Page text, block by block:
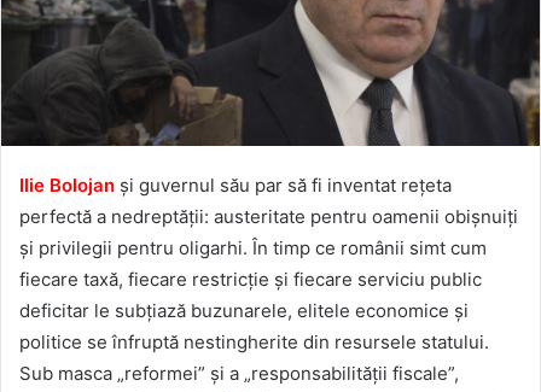
Ilie Bolojan și guvernul său par să fi inventat rețeta
perfectă a nedreptății: austeritate pentru oamenii obișnuiți
și privilegii pentru oligarhi. În timp ce românii simt cum
fiecare taxă, fiecare restricție și fiecare serviciu public
deficitar le subțiază buzunarele, elitele economice și
politice se înfruptă nestingherite din resursele statului.
Sub masca „reformei” și a „responsabilității fiscale”,